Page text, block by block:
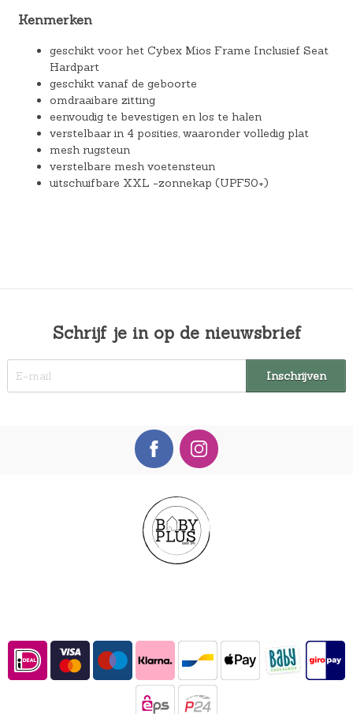
Kenmerken
geschikt voor het Cybex Mios Frame Inclusief Seat
Hardpart
geschikt vanaf de geboorte
omdraaibare zitting
eenvoudig te bevestigen en los te halen
verstelbaar in 4 posities, waaronder volledig plat
mesh rugsteun
verstelbare mesh voetensteun
uitschuifbare XXL -zonnekap (UPF50+)
Schrijf je in op de nieuwsbrief